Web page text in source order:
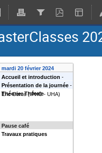
mardi 20 février 2024
Accueil et introduction -
Doriane Drouhin ( IPHC- UHA)
Présentation de la journée -
Eric Conte (IPHC - UHA)
Théorie: Théorie
Pause café
Travaux pratiques